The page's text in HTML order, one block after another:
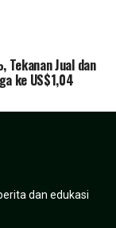
Tekanan Jual dan
ke US$1,04
dan edukasi